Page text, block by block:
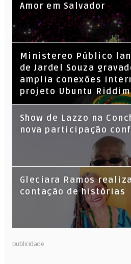
Amor em Salvador
​Ministereo Público
de Jardel Souza
amplia conexões
projeto Ubuntu Riddim
Show de Lazzo na
nova participação
Gleciara Ramos
contação de histórias
publicidade